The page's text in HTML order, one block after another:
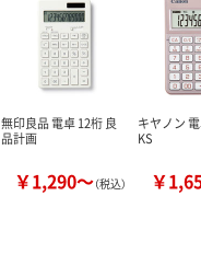
無印良品 電卓 12桁 良
品計画
￥1,290～（税込）
キヤノン
KS
￥